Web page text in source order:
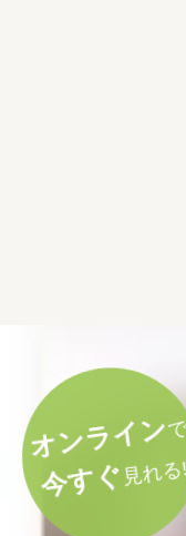
オンライン で
今すぐ見れる!